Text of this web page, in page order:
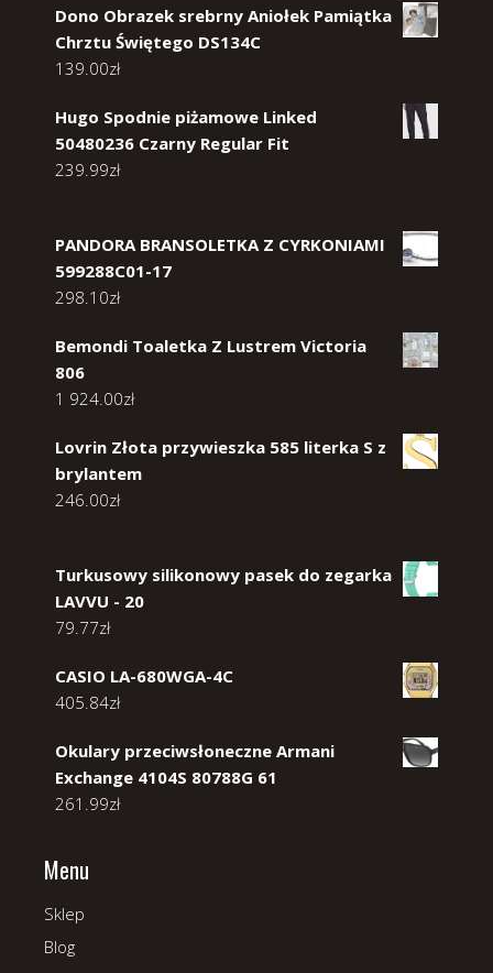
Dono Obrazek srebrny Aniołek Pamiątka
Chrztu Świętego DS134C
139.00zł
Hugo Spodnie piżamowe Linked
50480236 Czarny Regular Fit
239.99zł
PANDORA BRANSOLETKA Z CYRKONIAMI
599288C01-17
298.10zł
Bemondi Toaletka Z Lustrem Victoria
806
1 924.00zł
Lovrin Złota przywieszka 585 literka S z
brylantem
246.00zł
Turkusowy silikonowy pasek do zegarka
LAVVU - 20
79.77zł
CASIO LA-680WGA-4C
405.84zł
Okulary przeciwsłoneczne Armani
Exchange 4104S 80788G 61
261.99zł
Menu
Sklep
Blog